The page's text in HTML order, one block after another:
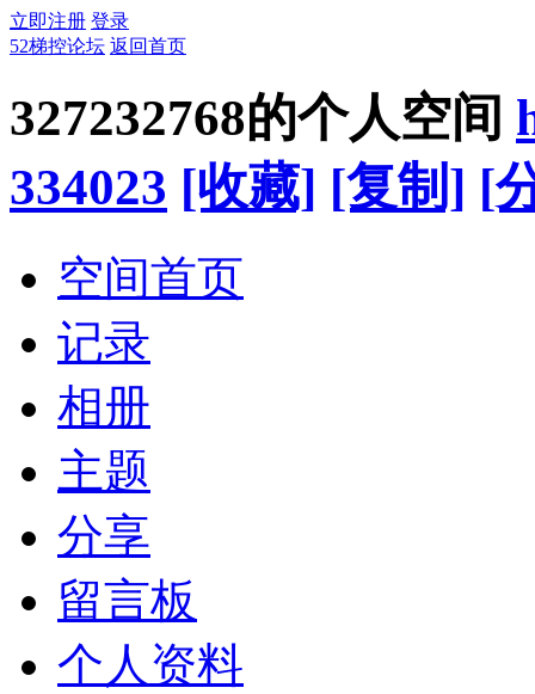
立即注册 登录
52梯控论坛 返回首页
327232768的个人空间
334023 [收藏] [复制] [
空间首页
记录
相册
主题
分享
留言板
个人资料